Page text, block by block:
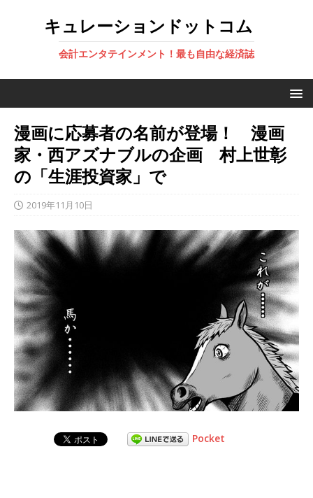
キュレーションドットコム
会計エンタテインメント！最も自由な経済誌
漫画に応募者の名前が登場！ 漫画
家・西アズナブルの企画 村上世彰
の「生涯投資家」で
2019年11月10日
Pocket